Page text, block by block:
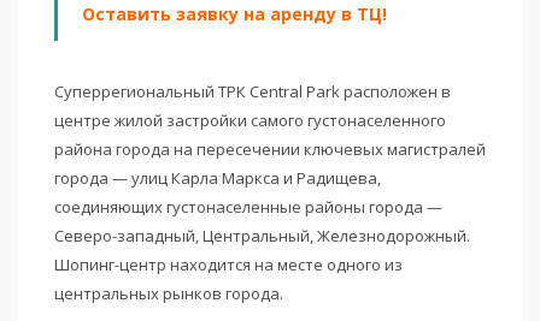
Оставить заявку на аренду в ТЦ!
Суперрегиональный ТРК Central Park расположен в
центре жилой застройки самого густонаселенного
района города на пересечении ключевых магистралей
города — улиц Карла Маркса и Радищева,
соединяющих густонаселенные районы города —
Северо-западный, Центральный, Железнодорожный.
Шопинг-центр находится на месте одного из
центральных рынков города.